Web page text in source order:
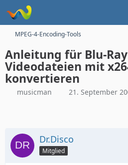
MPEG-4-Encoding-Tools
Anleitung für Blu-
Videodateien mit
konvertieren
musicman 21. September
Dr.Disco
Mitglied